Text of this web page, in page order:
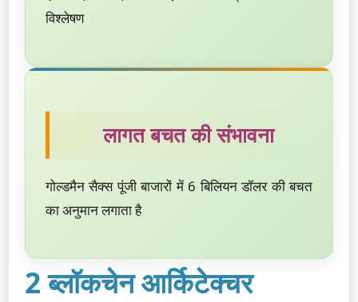
विश्लेषण
लागत बचत की संभावना
गोल्डमैन सैक्स पूंजी बाजारों में 6 बिलियन डॉलर की बचत
का अनुमान लगाता है
2 ब्लॉकचेन आर्किटेक्चर